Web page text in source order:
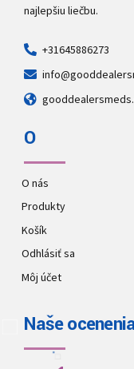
najlepšiu liečbu.
+31645886273
O
O nás
Produkty
Košík
Odhlásiť sa
Môj účet
Naše